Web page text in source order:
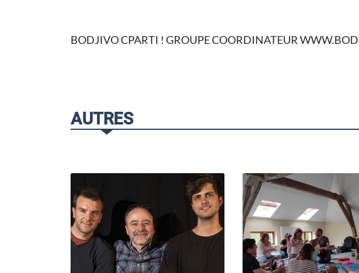
BODJIVO CPARTI ! GROUPE COORDINATEUR
AUTRES